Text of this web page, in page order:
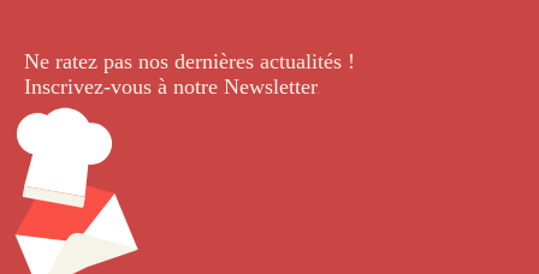
Ne ratez pas nos dernières actualités !
Inscrivez-vous à notre Newsletter.